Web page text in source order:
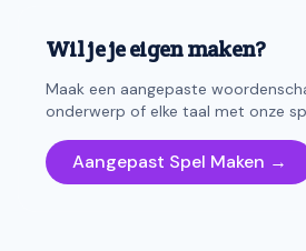
Wil je je eigen maken?
Maak een aangepaste
onderwerp of elke taal met onze
Aangepast Spel Maken →